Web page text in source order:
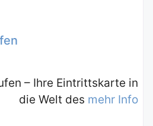
– Ihre Eintrittskarte in
die Welt des mehr Info